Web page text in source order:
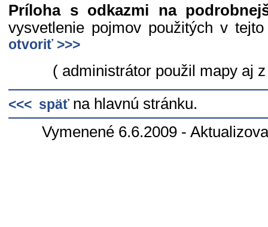
Príloha s odkazmi na
vysvetlenie pojmov použitých v
otvoriť >>>
( administrátor použil mapy aj
<<< späť na hlavnú stránku.
Vymenené 6.6.2009 -